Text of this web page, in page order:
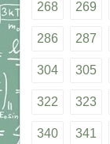
268 269
286 287
304 305
322 323
340 341